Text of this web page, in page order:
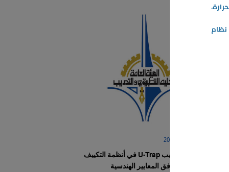
طريقة تركيب U-Trap في أنظمة التكييف
المركزية وفق المعايير الهندسية
نظام